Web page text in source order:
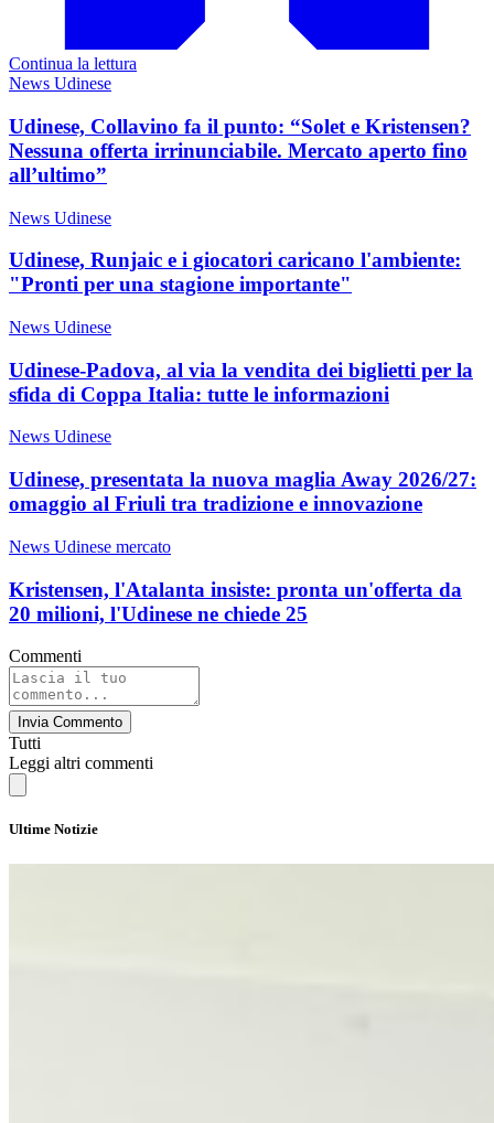
Continua la lettura
News Udinese
Udinese, Collavino fa il punto: “Solet e Kristensen?
Nessuna offerta irrinunciabile. Mercato aperto fino
all’ultimo”
News Udinese
Udinese, Runjaic e i giocatori caricano l'ambiente:
"Pronti per una stagione importante"
News Udinese
Udinese-Padova, al via la vendita dei biglietti per la
sfida di Coppa Italia: tutte le informazioni
News Udinese
Udinese, presentata la nuova maglia Away 2026/27:
omaggio al Friuli tra tradizione e innovazione
News Udinese mercato
Kristensen, l'Atalanta insiste: pronta un'offerta da
20 milioni, l'Udinese ne chiede 25
Commenti
Invia Commento
Tutti
Leggi altri commenti
Ultime Notizie